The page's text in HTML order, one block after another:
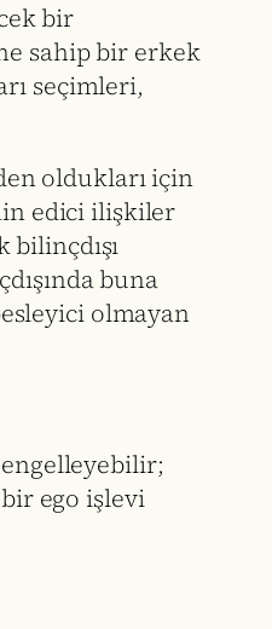
bir
sahip bir erkek
seçimleri,
oldukları için
edici ilişkiler
buna
olmayan
ego işlevi